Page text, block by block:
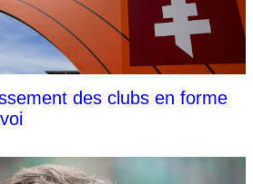
des clubs en forme